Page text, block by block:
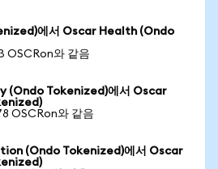
에서 Oscar Health (Ondo
OSCRon와 같음
(Ondo Tokenized)에서 Oscar
OSCRon와 같음
(Ondo Tokenized)에서 Oscar